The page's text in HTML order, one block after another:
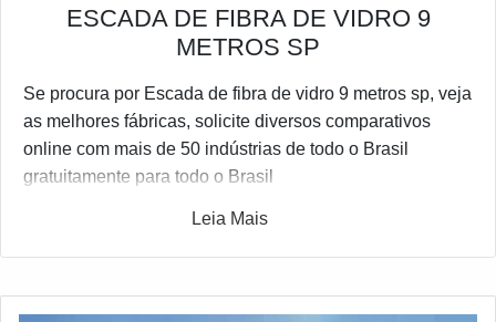
ESCADA DE FIBRA DE VIDRO 9
METROS SP
Se procura por Escada de fibra de vidro 9 metros sp, veja
as melhores fábricas, solicite diversos comparativos
online com mais de 50 indústrias de todo o Brasil
gratuitamente para todo o Brasil
Exclusivo para compadores, o portal do Soluções
Leia Mais